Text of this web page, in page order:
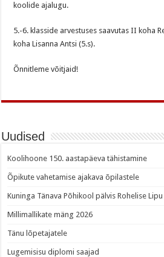
koolide ajalugu.
5.-6. klasside arvestuses saavutas II koha
koha Lisanna Antsi (5.s).
Õnnitleme võitjaid!
Uudised
Koolihoone 150. aastapäeva tähistamine
Õpikute vahetamise ajakava õpilastele
Kuninga Tänava Põhikool pälvis Rohelise
Millimallikate mäng 2026
Tänu lõpetajatele
Lugemisisu diplomi saajad